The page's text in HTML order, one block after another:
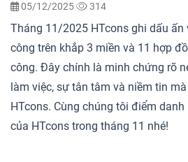
05/12/2025 314
Tháng 11/2025 HTcons ghi dấu ấn
công trên khắp 3 miền và 11 hợp
công. Đây chính là minh chứng rõ
làm việc, sự tân tâm và niềm tin
HTcons. Cùng chúng tôi điểm
của HTcons trong tháng 11 nhé!